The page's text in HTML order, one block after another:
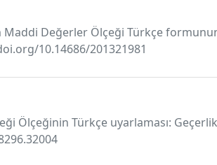
Maddi Değerler Ölçeği Türkçe
10.14686/201321981
Ölçeğinin Türkçe uyarlaması: